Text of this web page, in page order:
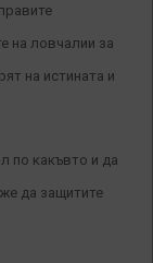
на ловчалии за
на истината и
по какъвто и да
да защитите